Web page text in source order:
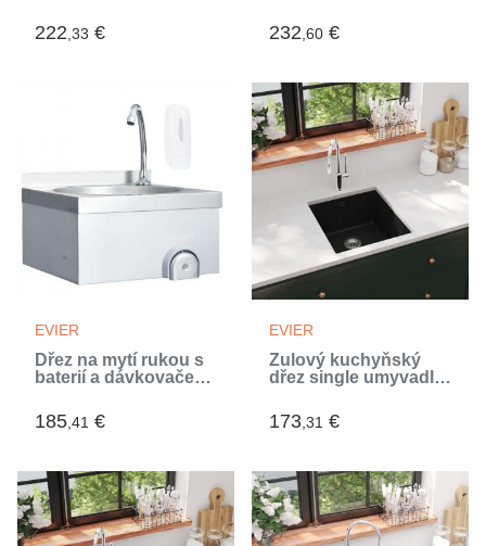
(Argent)
222,33 €
ocel (Argent)
232,60 €
EVIER
Dřez na mytí rukou s
baterií a dávkovačem
(Argent)
185,41 €
EVIER
Žulový kuchyňský
dřez single umyvadlo
173,31 €